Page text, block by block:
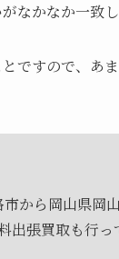
なかなか一致し
ですので、あ
から岡山県岡
出張買取も行